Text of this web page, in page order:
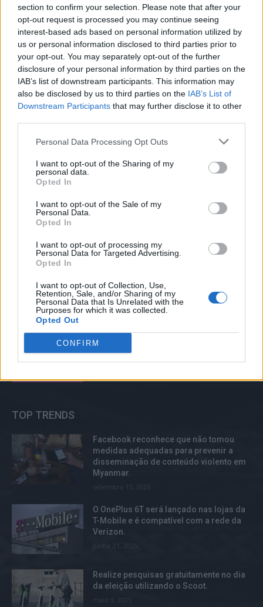
section to confirm your selection. Please note that after your
opt-out request is processed you may continue seeing
interest-based ads based on personal information utilized by
us or personal information disclosed to third parties prior to
your opt-out. You may separately opt-out of the further
disclosure of your personal information by third parties on the
IAB’s list of downstream participants. This information may
also be disclosed by us to third parties on the IAB’s List of
Downstream Participants that may further disclose it to other
Personal Data Processing Opt Outs
I want to opt-out of the Sharing of my
personal data.
Opted In
I want to opt-out of the Sale of my
Personal Data.
Opted In
I want to opt-out of processing my
Personal Data for Targeted Advertising.
Opted In
I want to opt-out of Collection, Use,
Retention, Sale, and/or Sharing of my
Personal Data that Is Unrelated with the
Purposes for which it was collected.
Opted Out
CONFIRM
A Amazon oferecerá entrega gratuita
durante a Black Friday e depois, mesmo
para aqueles que não são assinantes do
serviço Prime.
setembro 16, 2025
Facebook reconhece que não tomou
medidas adequadas para prevenir a
disseminação de conteúdo violento em
Myanmar.
setembro 15, 2025
MELHORES DO DIA
Cathay Pacific foi alvo de uma violação
de dados que afetou 9,4 milhões de
abril 18, 2025
durante o evento Apple iPad de 2018.
junho 5, 2025
Transmissão ao vivo: A Apple revela que
há muito mais no evento de lançamento.
junho 20, 2025
TOP TRENDS
Facebook reconhece que não tomou
medidas adequadas para prevenir a
disseminação de conteúdo violento em
Myanmar.
setembro 15, 2025
O OnePlus 6T será lançado nas lojas da
T-Mobile e é compatível com a rede da
Verizon.
Realize pesquisas gratuitamente no dia
da eleição utilizando o Scoot.
maio 3, 2025